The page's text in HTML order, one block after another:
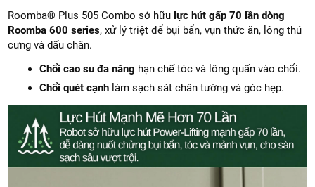
Roomba® Plus 505 Combo sở hữu lực hút gấp 70 lần dòng
Roomba 600 series, xử lý triệt để bụi bẩn, vụn thức ăn, lông thú
cưng và dấu chân.
Chổi cao su đa năng hạn chế tóc và lông quấn vào chổi.
Chổi quét cạnh làm sạch sát chân tường và góc hẹp.